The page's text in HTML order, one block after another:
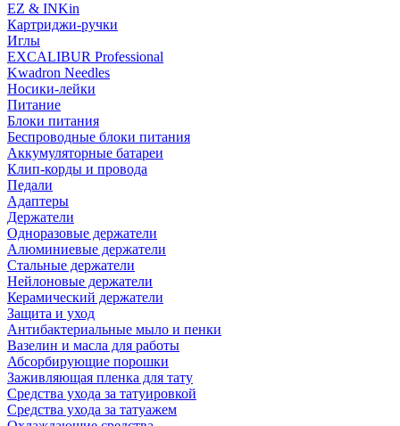
EZ & INKin
Картриджи-ручки
Иглы
EXCALIBUR Professional
Kwadron Needles
Носики-лейки
Питание
Блоки питания
Беспроводные блоки питания
Аккумуляторные батареи
Клип-корды и провода
Педали
Адаптеры
Держатели
Одноразовые держатели
Алюминиевые держатели
Стальные держатели
Нейлоновые держатели
Керамический держатели
Защита и уход
Антибактериальные мыло и пенки
Вазелин и масла для работы
Абсорбирующие порошки
Заживляющая пленка для тату
Средства ухода за татуировкой
Средства ухода за татуажем